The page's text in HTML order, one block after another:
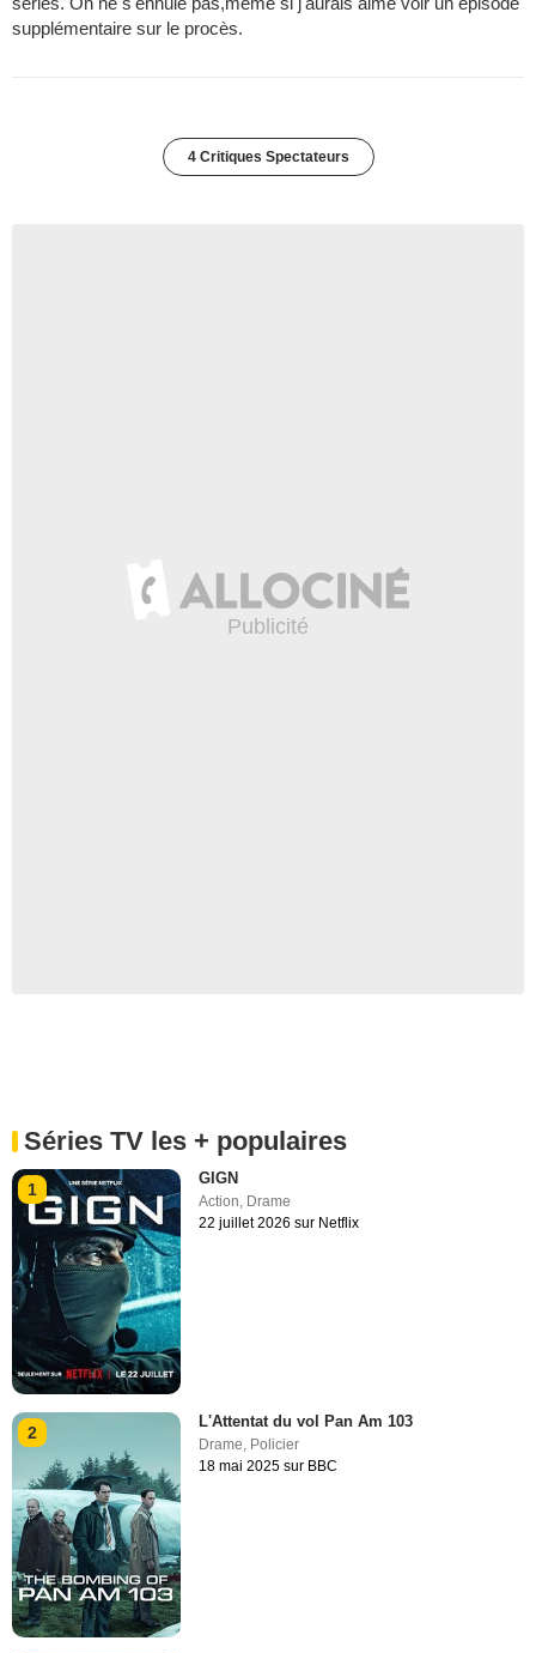
supplémentaire sur le procès.
4 Critiques Spectateurs
Séries TV les + populaires
1
GIGN
Action Drame
22 juillet 2026 sur Netflix
2
L'Attentat du vol Pan Am 103
Drame, Policier
18 mai 2025 sur BBC